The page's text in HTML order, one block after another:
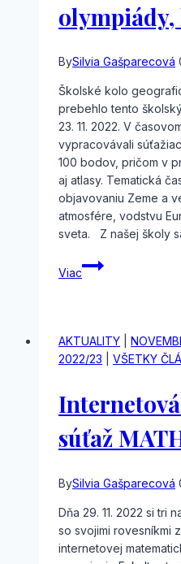
olympiády,
BySilvia Gašparecová
Školské kolo
prebehlo tento
23. 11. 2022. V
vypracovávali
100 bodov, pričom v
aj atlasy. Tematická
objavovaniu Zeme a
atmosfére, vodstvu
sveta. Z našej školy
Viac
Školské
kolo
kat.
E,
F
AKTUALITY
2022/23
VŠETKY
súťaž
BySilvia Gašparecová
Dňa 29. 11. 2022 si tri
so svojimi rovesníkmi
internetovej